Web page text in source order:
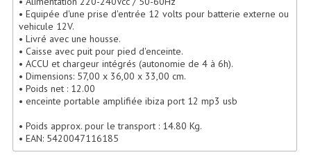
Microphones Scène Et Studio
Microphones Filaires
Micro Sans Fil HF VHF 200MHZ
Micro Sans Fil HF UHF 800MHZ
Micros De Studio
• Equipée d'une prise d'entrée 12 volts pour batterie externe ou
vehicule 12V.
• Livré avec une housse.
• Caisse avec puit pour pied d'enceinte.
• ACCU et chargeur intégrés (autonomie de 4 à 6h).
• Dimensions: 57,00 x 36,00 x 33,00 cm.
• Poids net : 12.00
• enceinte portable amplifiée ibiza port 12 mp3 usb
• Poids approx. pour le transport : 14.80 Kg.
• EAN: 5420047116185